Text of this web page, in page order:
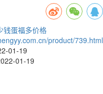
钱蛋福多价格
product/739.html
01-19
01-19